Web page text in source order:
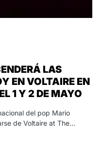
LAS
EN VOLTAIRE EN
1 Y 2 DE MAYO
del pop Mario
de Voltaire at The…